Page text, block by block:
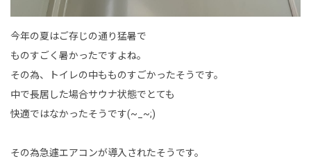
今年の夏はご存じの通り猛暑で
ものすごく暑かったですよね。
その為、トイレの中もものすごかったそうです。
中で長居した場合サウナ状態でとても
快適ではなかったそうです(~_~;)
その為急遽エアコンが導入されたそうです。